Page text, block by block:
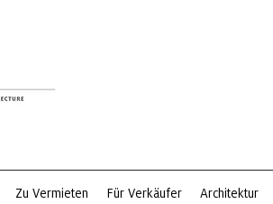
Zu Vermieten Für Verkäufer Architektur